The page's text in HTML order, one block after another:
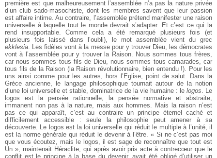
première est que malheureusement l’assemblée n’a pas la nature privée
d’un club sado-masochiste, dont les membres savent que leur passion
est affaire intime. Au contraire, l’assemblée prétend manifester une raison
universelle à laquelle tout le monde devrait s’adapter. Et c’est ce qui la
rend insupportable. Comme cela a été remarqué plusieurs fois (et
plusieurs fois laissé dans l’oubli), le mot assemblée vient du grec
ekklesia. Les fidèles vont à la messe pour y trouver Dieu, les démocrates
vont à l’assemblée pour y trouver la Raison. Nous sommes tous frères,
car nous sommes tous fils de Dieu, nous sommes tous camarades, car
tous fils de la Raison (la Raison révolutionnaire, bien entendu !). Pour les
uns ainsi comme pour les autres, hors l’Eglise, point de salut. Dans la
Grèce ancienne, le langage philosophique tournait autour de la notion
d’une loi universelle et stable, dominatrice de la vie humaine : le logos. Le
logos est la pensée rationnelle, la pensée normative et abstraite,
immanent non pas à la nature, mais aux hommes. Mais la raison n’est
pas ce qui apparaît, c’est au contraire un principe éternel caché et
difficilement accessible : seule la philosophie peut amener à sa
découverte. Le logos est la loi universelle qui réduit le multiple à l’unité, il
est la norme générale qui réduit le devenir à l’être. « Si ne c’est pas moi
que vous écoutez, mais le logos, il est sage de reconnaître que tout est
Un », maintenait Héraclite, qui après avoir pris acte à contrecœur que le
conflit est le principe à la base du devenir, avait été obligé d’utiliser un